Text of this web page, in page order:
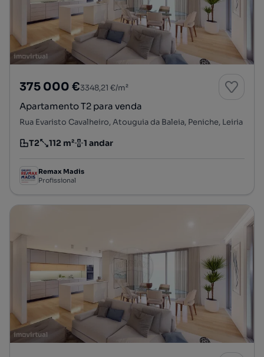
375 000 €3348,21 €/m²
Apartamento T2 para venda
Rua Evaristo Cavalheiro, Atouguia da Baleia, Peniche, Leiria
Tipologia
T2
Preço por metro quadrado
112 m²
Andar 1 andar
Remax Madis
Profissional